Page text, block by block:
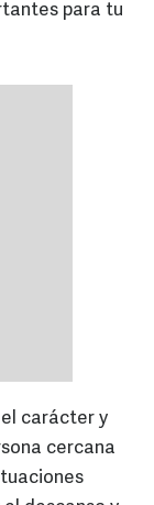
para tu
carácter y
cercana